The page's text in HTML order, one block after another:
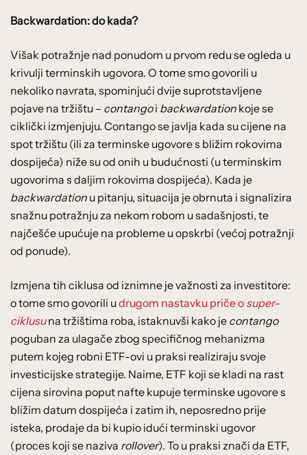
Backwardation: do kada?
Višak potražnje nad ponudom u prvom redu se ogleda u
krivulji terminskih ugovora. O tome smo govorili u
nekoliko navrata, spominjući dvije suprotstavljene
pojave na tržištu – contangoi backwardation koje se
ciklički izmjenjuju. Contango se javlja kada su cijene na
spot tržištu (ili za terminske ugovore s bližim rokovima
dospijeća) niže su od onih u budućnosti (u terminskim
ugovorima s daljim rokovima dospijeća). Kada je
backwardation u pitanju, situacija je obrnuta i signalizira
snažnu potražnju za nekom robom u sadašnjosti, te
najčešće upućuje na probleme u opskrbi (većoj potražnji
od ponude).
Izmjena tih ciklusa od iznimne je važnosti za investitore:
o tome smo govorili udrugom nastavku priče o super-
ciklusuna tržištima roba, istaknuvši kako je contango
poguban za ulagače zbog specifičnog mehanizma
putem kojeg robni ETF-ovi u praksi realiziraju svoje
investicijske strategije. Naime, ETF koji se kladi na rast
cijena sirovina poput nafte kupuje terminske ugovore s
bližim datum dospijeća i zatim ih, neposredno prije
isteka, prodaje da bi kupio idući terminski ugovor
(proces koji se naziva rollover). To u praksi znači da ETF,